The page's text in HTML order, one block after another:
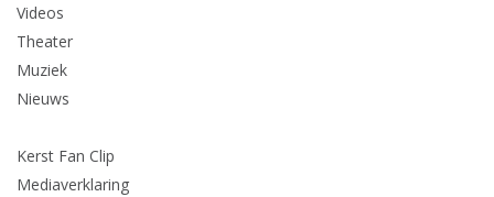
Videos
Theater
Muziek
Nieuws
Kerst Fan Clip
Mediaverklaring